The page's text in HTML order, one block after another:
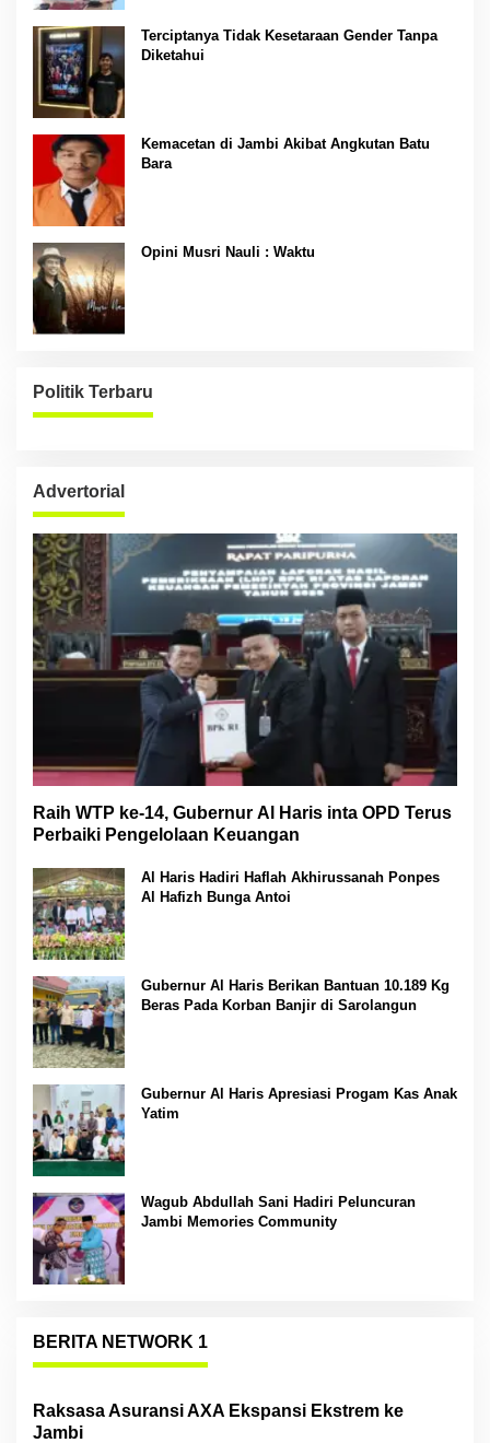
Terciptanya Tidak Kesetaraan Gender Tanpa
Diketahui
Kemacetan di Jambi Akibat Angkutan Batu
Bara
Opini Musri Nauli : Waktu
Politik Terbaru
Advertorial
Raih WTP ke-14, Gubernur Al Haris inta OPD Terus
Perbaiki Pengelolaan Keuangan
Al Haris Hadiri Haflah Akhirussanah Ponpes
Al Hafizh Bunga Antoi
Gubernur Al Haris Berikan Bantuan 10.189 Kg
Beras Pada Korban Banjir di Sarolangun
Gubernur Al Haris Apresiasi Progam Kas Anak
Yatim
Wagub Abdullah Sani Hadiri Peluncuran
Jambi Memories Community
BERITA NETWORK 1
Raksasa Asuransi AXA Ekspansi Ekstrem ke
Jambi